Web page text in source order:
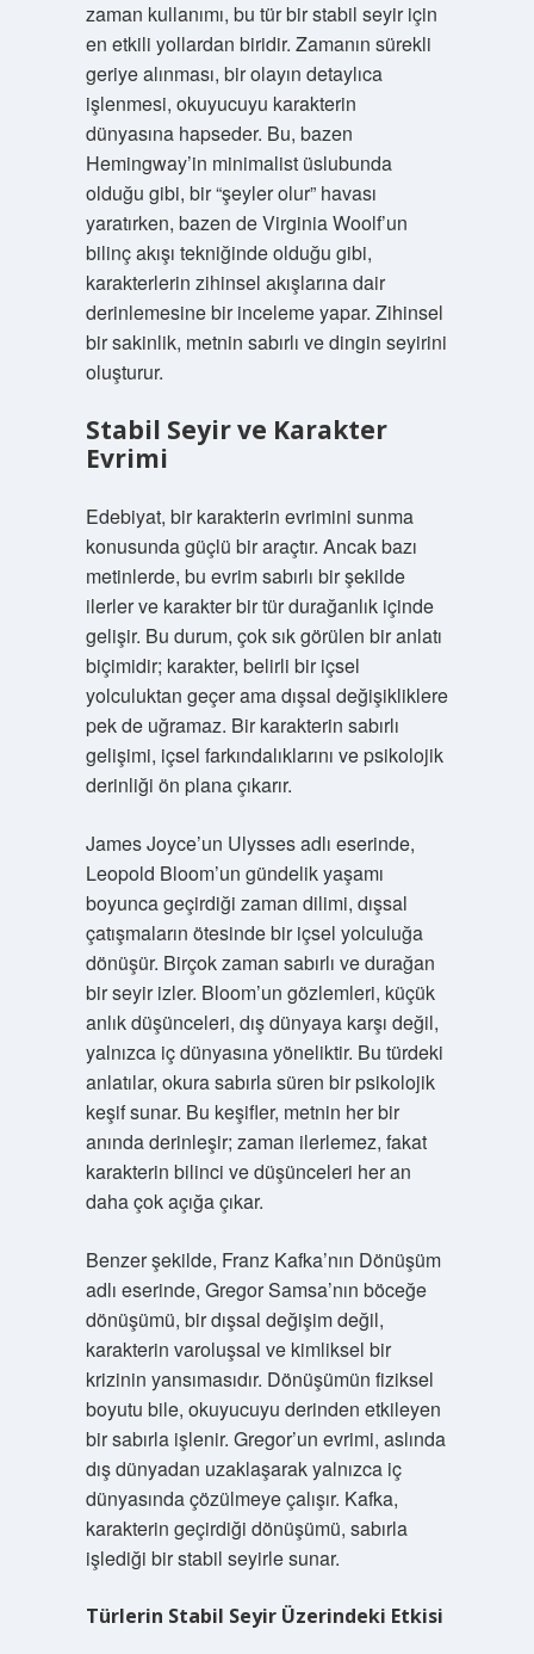
zaman kullanımı, bu tür bir stabil seyir için
en etkili yollardan biridir. Zamanın sürekli
geriye alınması, bir olayın detaylıca
işlenmesi, okuyucuyu karakterin
dünyasına hapseder. Bu, bazen
Hemingway’in minimalist üslubunda
olduğu gibi, bir “şeyler olur” havası
yaratırken, bazen de Virginia Woolf’un
bilinç akışı tekniğinde olduğu gibi,
karakterlerin zihinsel akışlarına dair
derinlemesine bir inceleme yapar. Zihinsel
bir sakinlik, metnin sabırlı ve dingin seyirini
oluşturur.
Stabil Seyir ve Karakter
Evrimi
Edebiyat, bir karakterin evrimini sunma
konusunda güçlü bir araçtır. Ancak bazı
metinlerde, bu evrim sabırlı bir şekilde
ilerler ve karakter bir tür durağanlık içinde
gelişir. Bu durum, çok sık görülen bir anlatı
biçimidir; karakter, belirli bir içsel
yolculuktan geçer ama dışsal değişikliklere
pek de uğramaz. Bir karakterin sabırlı
gelişimi, içsel farkındalıklarını ve psikolojik
derinliği ön plana çıkarır.
James Joyce’un Ulysses adlı eserinde,
Leopold Bloom’un gündelik yaşamı
boyunca geçirdiği zaman dilimi, dışsal
çatışmaların ötesinde bir içsel yolculuğa
dönüşür. Birçok zaman sabırlı ve durağan
bir seyir izler. Bloom’un gözlemleri, küçük
anlık düşünceleri, dış dünyaya karşı değil,
yalnızca iç dünyasına yöneliktir. Bu türdeki
anlatılar, okura sabırla süren bir psikolojik
keşif sunar. Bu keşifler, metnin her bir
anında derinleşir; zaman ilerlemez, fakat
karakterin bilinci ve düşünceleri her an
daha çok açığa çıkar.
Benzer şekilde, Franz Kafka’nın Dönüşüm
adlı eserinde, Gregor Samsa’nın böceğe
dönüşümü, bir dışsal değişim değil,
karakterin varoluşsal ve kimliksel bir
krizinin yansımasıdır. Dönüşümün fiziksel
boyutu bile, okuyucuyu derinden etkileyen
bir sabırla işlenir. Gregor’un evrimi, aslında
dış dünyadan uzaklaşarak yalnızca iç
dünyasında çözülmeye çalışır. Kafka,
karakterin geçirdiği dönüşümü, sabırla
işlediği bir stabil seyirle sunar.
Türlerin Stabil Seyir Üzerindeki Etkisi